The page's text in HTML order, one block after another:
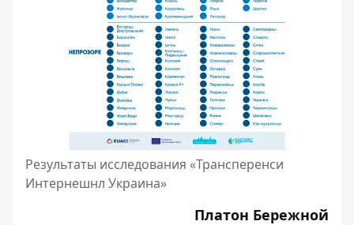
Результаты исследования «Трансперенси
Интернешнл Украина»
Платон Бережной